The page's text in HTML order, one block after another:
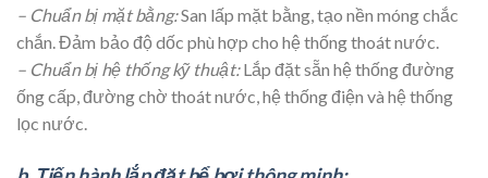
– Chuẩn bị mặt bằng:San lấp mặt bằng, tạo nền móng chắc
chắn. Đảm bảo độ dốc phù hợp cho hệ thống thoát nước.
– Chuẩn bị hệ thống kỹ thuật:Lắp đặt sẵn hệ thống đường
ống cấp, đường chờ thoát nước, hệ thống điện và hệ thống
lọc nước.